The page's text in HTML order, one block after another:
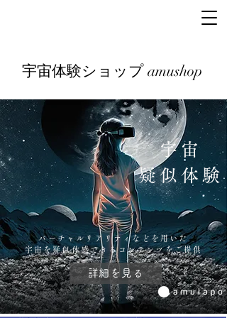
宇宙体験ショップ amushop
宇宙
疑似体験
バーチャルリアリティなどを用いた
宇宙を疑似体感できるコンテンツをご提供
詳細を見る